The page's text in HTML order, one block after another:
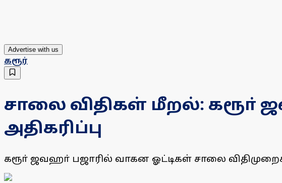
Advertise with us
கரூர்
சாலை விதிகள் மீறல்: கரூா்
அதிகரிப்பு
கரூா் ஜவஹா் பஜாரில் வாகன ஓட்டிகள் சாலை